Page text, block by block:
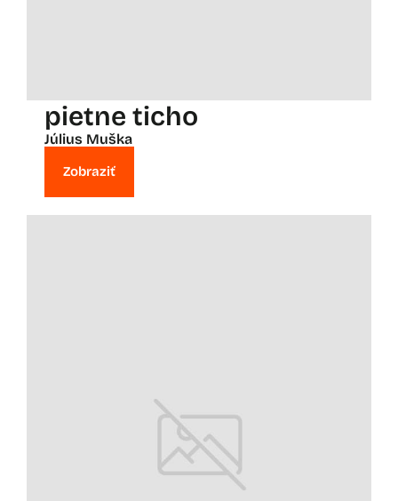
pietne ticho
Július Muška
Zobraziť